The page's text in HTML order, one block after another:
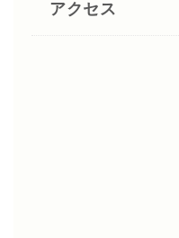
アクセス